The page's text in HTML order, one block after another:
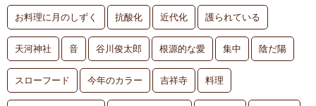
お料理に月のしずく 抗酸化 近代化 護られている
天河神社 音 谷川俊太郎 根源的な愛 集中 陰だ陽
スローフード 今年のカラー 吉祥寺 料理